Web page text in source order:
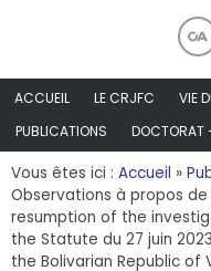
ACCUEIL LE CRJFC VIE
PUBLICATIONS
DOCTORAT
Vous êtes ici : Accueil »
Observations à propos de
resumption of the
the Statute du 27 juin
the Bolivarian Republic of